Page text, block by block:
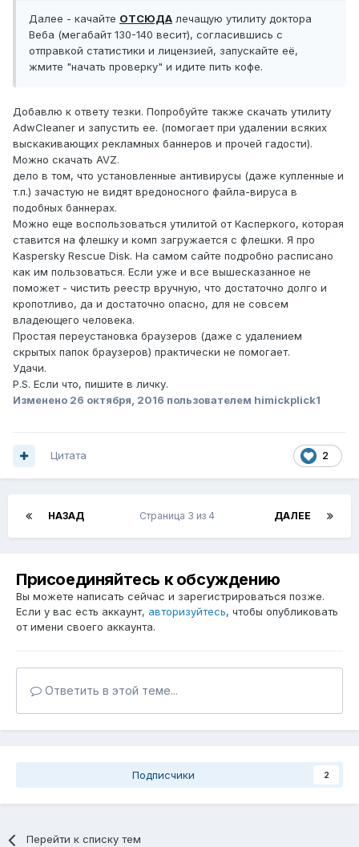
Далее - качайте ОТСЮДА лечащую утилиту доктора
Веба (мегабайт 130-140 весит), согласившись с
отправкой статистики и лицензией, запускайте её,
жмите "начать проверку" и идите пить кофе.
Добавлю к ответу тезки. Попробуйте также скачать утилиту
AdwCleaner и запустить ее. (помогает при удалении всяких
выскакивающих рекламных баннеров и прочей гадости).
Можно скачать AVZ.
дело в том, что установленные антивирусы (даже купленные и
т.п.) зачастую не видят вредоносного файла-вируса в
подобных баннерах.
Можно еще воспользоваться утилитой от Касперкого, которая
ставится на флешку и комп загружается с флешки. Я про
Kaspersky Rescue Disk. На самом сайте подробно расписано
как им пользоваться. Если уже и все вышесказанное не
поможет - чистить реестр вручную, что достаточно долго и
кропотливо, да и достаточно опасно, для не совсем
владеющего человека.
Простая переустановка браузеров (даже с удалением
скрытых папок браузеров) практически не помогает.
Удачи.
P.S. Если что, пишите в личку.
Изменено 26 октября, 2016 пользователем himickplick1
2
Цитата
НАЗАД ДАЛЕЕ
Страница 3 из 4
Присоединяйтесь к обсуждению
Вы можете написать сейчас и зарегистрироваться позже.
Если у вас есть аккаунт, авторизуйтесь, чтобы опубликовать
от имени своего аккаунта.
Ответить в этой теме...
Подписчики 2
Перейти к списку тем